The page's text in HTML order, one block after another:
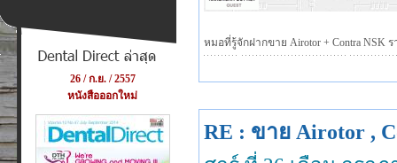
หมอที่รู้จักฝากขาย Airotor + Contra NSK
RE : ขาย Airotor ,